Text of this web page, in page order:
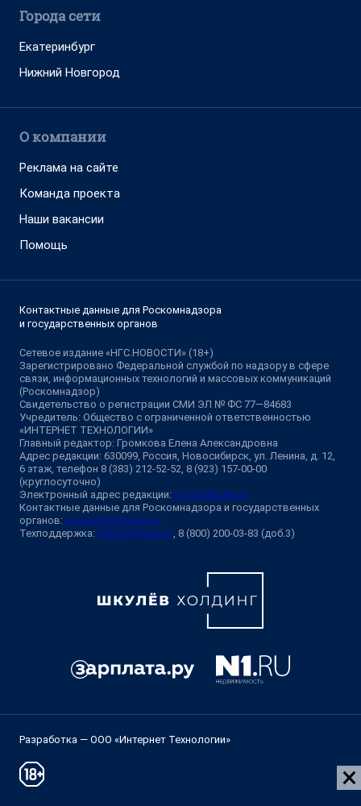
Города сети
Екатеринбург
Нижний Новгород
О компании
Реклама на сайте
Команда проекта
Наши вакансии
Помощь
Контактные данные для Роскомнадзора
и государственных органов
Сетевое издание «НГС.НОВОСТИ» (18+)
Зарегистрировано Федеральной службой по надзору в сфере
связи, информационных технологий и массовых коммуникаций
(Роскомнадзор)
Свидетельство о регистрации СМИ ЭЛ № ФС 77—84683
Учредитель: Общество с ограниченной ответственностью
«ИНТЕРНЕТ ТЕХНОЛОГИИ»
Главный редактор: Громкова Елена Александровна
Адрес редакции: 630099, Россия, Новосибирск, ул. Ленина, д. 12,
6 этаж, телефон 8 (383) 212-52-52, 8 (923) 157-00-00
(круглосуточно)
Электронный адрес редакции: ngs@shkulev.ru
Контактные данные для Роскомнадзора и государственных
органов: juristnsk@shkulev.ru
Техподдержка: help@shkulev.ru , 8 (800) 200-03-83 (доб.3)
Разработка — ООО «Интернет Технологии»